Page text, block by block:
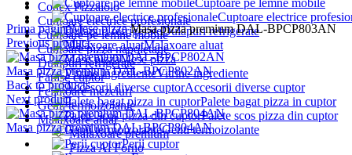
Codex Pizzaiolo
Cuptoare electrice profesionale
Cuptoare pe lemne mobile
Cuptoare pizza napoletane
Dulapuri refrigerate
Farase cuptor
Feliatoare mezeluri
Genti termoizolante
Malaxoare aluat
Malaxoare premium
Pizza Al Forno
Cuptoare pe lemne mobile
Cuptoare electrice
Dulapuri refrigerate
Malaxoare aluat
Mese pizza
Vitrine ingrediente
Accesorii diverse cuptor
Palete bagat pizza in cuptor
Palete scos pizza din cuptor
Genti termoizolante
Perii cuptor
Click to enlarge
Prima paginăMese pizzaMasa pizza premium DAL-BPCP803AN
Previous product
Masa pizza premium DAL-BPCP802AN
Back to products
Next product
Masa pizza premium DAL-BPCP804AN